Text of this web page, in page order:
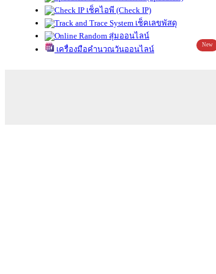
เช็คไอพี (Check IP)
เช็คเลขพัสดุ
สุ่มออนไลน์
เครื่องมือคำนวณวันออนไลน์
New